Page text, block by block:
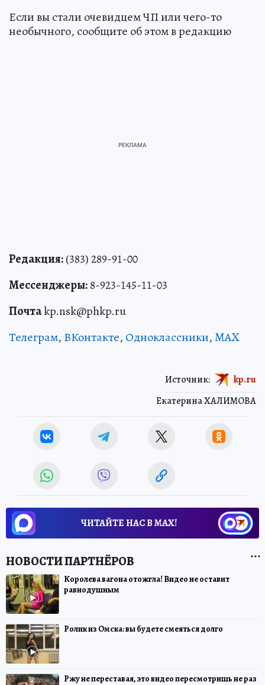
Если вы стали очевидцем ЧП или чего-то
необычного, сообщите об этом в редакцию
Редакция:(383) 289-91-00
Мессенджеры:8-923-145-11-03
Почтаkp.nsk@phkp.ru
Телеграм, ВКонтакте, Одноклассники,MAX
Екатерина ХАЛИМОВА
Источник: kp.ru
ЧИТАЙТЕ НАС В МАХ!
Королева вагона отожгла! Видео не оставит
равнодушным
Ролик из Омска: вы будете смеяться долго
Ржу не переставая, это видео пересмотришь не раз